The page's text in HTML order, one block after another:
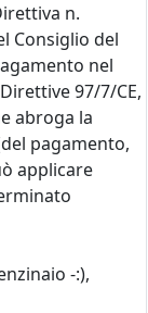
n.
Consiglio del
nel
97/7/CE,
abroga la
pagamento,
applicare
-:),